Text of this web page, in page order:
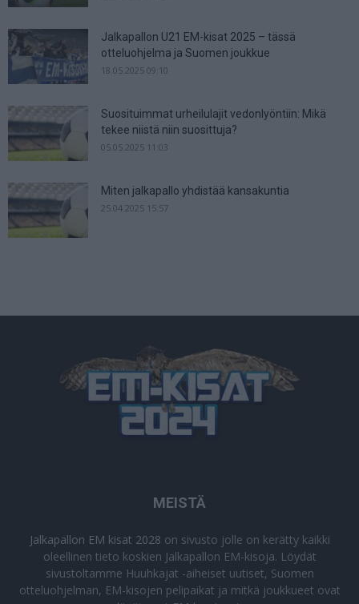
Jalkapallon U21 EM-kisat 2025 – tässä
otteluohjelma ja Suomen joukkue
18.05.2025 09:10
Suosituimmat urheilulajit vedonlyöntiin: Mikä
tekee niistä niin suosittuja?
05.05.2025 11:03
Miten jalkapallo yhdistää kansakuntia
25.04.2025 15:57
MEISTÄ
Jalkapallon EM kisat 2028 on sivusto jolle on kerätty kaikki
oleellinen tieto koskien Jalkapallon EM-kisoja. Löydät
sivustoltamme Huuhkajat -aiheiset uutiset, Suomen
otteluohjelman, EM-kisojen pelipaikat ja mitkä joukkueet ovat